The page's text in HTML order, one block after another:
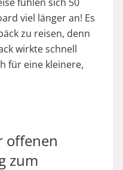
viel länger an! Es
zu reisen, denn
wirkte schnell
für eine kleinere,
offenen
zum